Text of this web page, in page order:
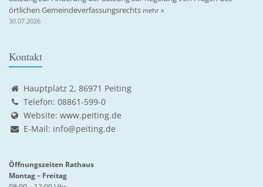
örtlichen Gemeindeverfassungsrechts mehr »
30.07.2026
Kontakt
Hauptplatz 2, 86971 Peiting
Telefon: 08861-599-0
Website: www.peiting.de
E-Mail: info@peiting.de
Öffnungszeiten Rathaus
Montag – Freitag